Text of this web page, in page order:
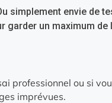
simplement envie de
garder un maximum de
professionnel ou si
imprévues.